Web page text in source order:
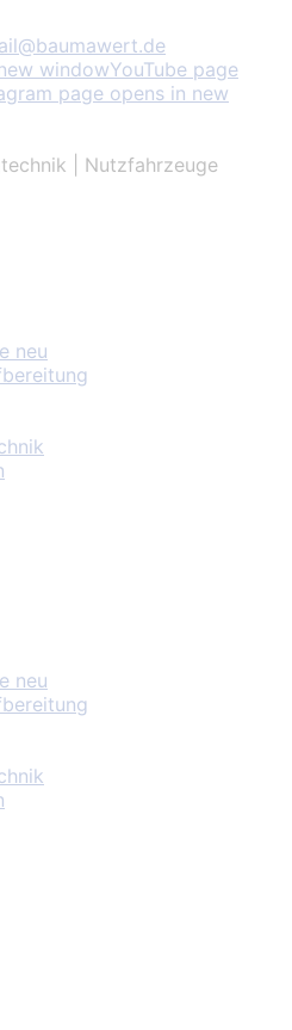
windowYouTube page
page opens in new
| Nutzfahrzeuge
neu
neu